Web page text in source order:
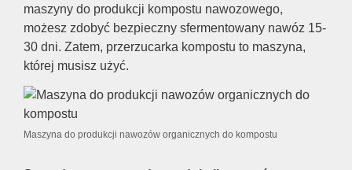
maszyny do produkcji kompostu nawozowego,
możesz zdobyć bezpieczny sfermentowany nawóz 15-
30 dni. Zatem, przerzucarka kompostu to maszyna,
której musisz użyć.
Maszyna do produkcji nawozów organicznych do kompostu